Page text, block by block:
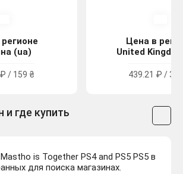
(ua)
/ 159 ₴
Цена в
United
439.21 ₽ /
и где купить
is Together PS4 and PS5 PS5 в
для поиска магазинах.